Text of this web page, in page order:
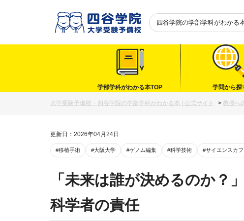
四谷学院の学部学科がわかる
学部学科がわかる本TOP 学問から探
大学受験予備校・四谷学院の学部学科がわかる本 | 公式サイト > 教授へ
更新日：2026年04月24日
#移植手術 #大阪大学 #ゲノム編集 #科学技術 #サイエンスカフ
「未来は誰が決めるのか
科学者の責任